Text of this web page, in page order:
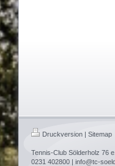
Druckversion | Sitemap
Tennis-Club Sölderholz 76
0231 402800 | info@tc-